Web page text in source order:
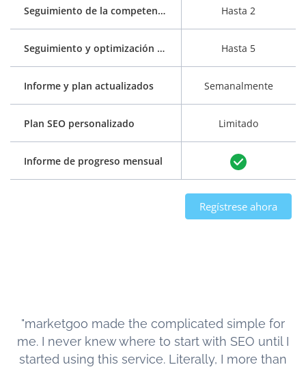
Seguimiento de la competencia
Seguimiento y optimización de palabras clave
Informe y plan actualizados
Plan SEO personalizado
Informe de progreso mensual
Hasta 2
Hasta 5
Semanalmente
Limitado
Regístrese ahora
"marketgoo made the complicated simple for
me. I never knew where to start with SEO until I
started using this service. Literally, I more than